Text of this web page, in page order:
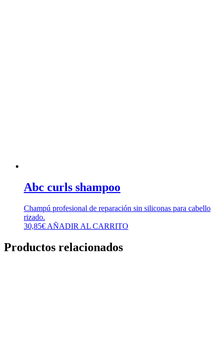
Abc curls shampoo
Champú profesional de reparación sin siliconas para cabello
rizado.
30,85€ AÑADIR AL CARRITO
Productos relacionados